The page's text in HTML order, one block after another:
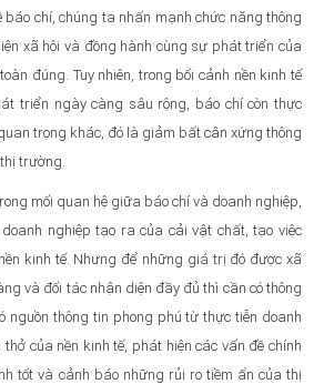
báo chí, chúng ta nhấn mạnh chức năng thông
xã hội và đồng hành cùng sự phát triển của
đúng. Tuy nhiên, trong bối cảnh nền kinh tế
triển ngày càng sâu rộng, báo chí còn thực
trọng khác, đó là giảm bất cân xứng thông
trường.
mối quan hệ giữa báo chí và doanh nghiệp,
nghiệp tạo ra của cải vật chất, tạo việc
kinh tế. Nhưng để những giá trị đó được xã
và đối tác nhận diện đầy đủ thì cần có thông
nguồn thông tin phong phú từ thực tiễn doanh
của nền kinh tế, phát hiện các vấn đề chính
tốt và cảnh báo những rủi ro tiềm ẩn của thị